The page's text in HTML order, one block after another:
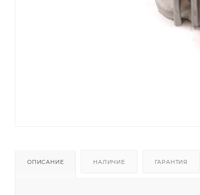
ОПИСАНИЕ НАЛИЧИЕ ГАРАНТИЯ